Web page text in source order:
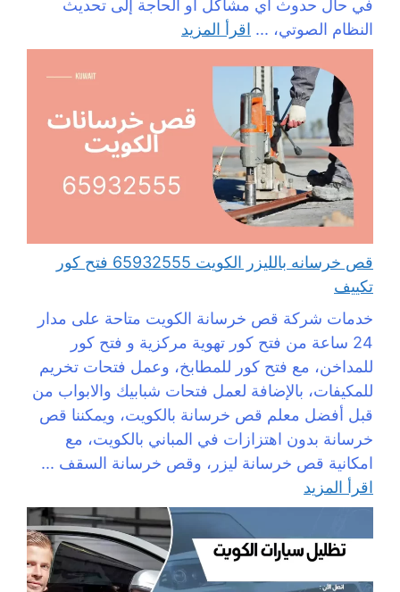
في حال حدوث أي مشاكل أو الحاجة إلى تحديث
النظام الصوتي، ... اقرأ المزيد
قص خرسانه بالليزر الكويت 65932555 فتح كور
تكييف
خدمات شركة قص خرسانة الكويت متاحة على مدار
24 ساعة من فتح كور تهوية مركزية و فتح كور
للمداخن، مع فتح كور للمطابخ، وعمل فتحات تخريم
للمكيفات، بالإضافة لعمل فتحات شبابيك والابواب من
قبل أفضل معلم قص خرسانة بالكويت، ويمكننا قص
خرسانة بدون اهتزازات في المباني بالكويت، مع
امكانية قص خرسانة ليزر، وقص خرسانة السقف ...
اقرأ المزيد